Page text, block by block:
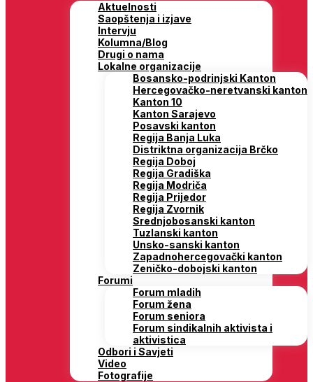
Aktuelnosti
Saopštenja i izjave
Intervju
Kolumna/Blog
Drugi o nama
Lokalne organizacije
Bosansko-podrinjski Kanton
Hercegovačko-neretvanski kanton
Kanton 10
Kanton Sarajevo
Posavski kanton
Regija Banja Luka
Distriktna organizacija Brčko
Regija Doboj
Regija Gradiška
Regija Modriča
Regija Prijedor
Regija Zvornik
Srednjobosanski kanton
Tuzlanski kanton
Unsko-sanski kanton
Zapadnohercegovački kanton
Zeničko-dobojski kanton
Forumi
Forum mladih
Forum žena
Forum seniora
Forum sindikalnih aktivista i
aktivistica
Odbori i Savjeti
Video
Fotografije